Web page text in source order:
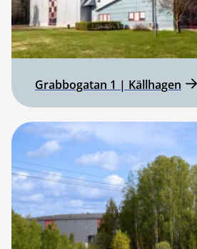
Grabbogatan 1 | Källhagen